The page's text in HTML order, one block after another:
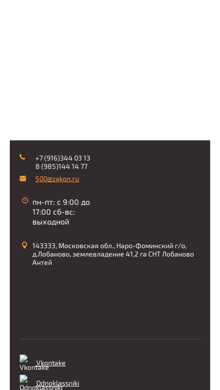
+7 (916)344 03 13
8 (985)144 14 77
500@zakon.ru
пн-пт: с 9:00 до
17:00 сб-вс:
выходной
143333, Московская обл., Наро-Фоминский г/о,
д.Лобаново, землевладение 41,2 га СНТ Лобаново
Антей
Vkontake
Odnoklassniki